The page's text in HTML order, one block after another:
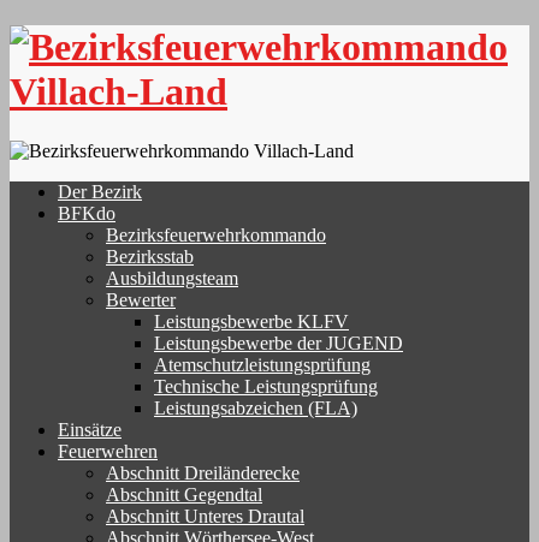
Skip
content
Der Bezirk
BFKdo
Bezirksfeuerwehrkommando
Bezirksstab
Ausbildungsteam
Bewerter
Leistungsbewerbe KLFV
Leistungsbewerbe der JUGEND
Atemschutzleistungsprüfung
Technische Leistungsprüfung
Leistungsabzeichen (FLA)
Einsätze
Feuerwehren
Abschnitt Dreiländerecke
Abschnitt Gegendtal
Abschnitt Unteres Drautal
Abschnitt Wörthersee-West